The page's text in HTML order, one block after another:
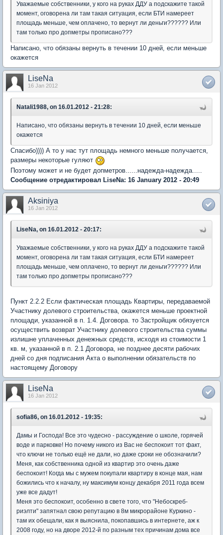
Уважаемые собственники, у кого на руках ДДУ а подскажите такой
момент, оговорена ли там такая ситуация, если БТИ намереет
площадь меньше, чем оплачено, то вернут ли деньги?????? Или
там только про допметры прописано???
Написано, что обязаны вернуть в течении 10 дней, если меньше
окажется
LiseNa
16 Jan 2012
Natali1988, on 16.01.2012 - 21:28:
Написано, что обязаны вернуть в течении 10 дней, если меньше
окажется
Спасибо)))) А то у нас тут площадь немного меньше получается,
размеры некоторые гуляют
Поэтому может и не будет допметров......надежда-надежда.....
Сообщение отредактировал LiseNa: 16 January 2012 - 20:49
Aksiniya
16 Jan 2012
LiseNa, on 16.01.2012 - 20:17:
Уважаемые собственники, у кого на руках ДДУ а подскажите такой
момент, оговорена ли там такая ситуация, если БТИ намереет
площадь меньше, чем оплачено, то вернут ли деньги?????? Или
там только про допметры прописано???
Пункт 2.2.2 Если фактическая площадь Квартиры, передаваемой
Участнику долевого строительства, окажется меньше проектной
площади, указанной в п. 1.4. Договора. то Застройщик обязуется
осуществить возврат Участнику долевого строительства суммы
излишне уплаченных денежных средств, исходя из стоимости 1
кв. м, указанной в п. 2.1 Договора, не позднее десяти рабочих
дней со дня подписания Акта о выполнении обязательств по
настоящему Договору
LiseNa
16 Jan 2012
sofia86, on 16.01.2012 - 19:35:
Дамы и Господа! Все это чудесно - рассуждение о школе, горячей
воде и парковке! Но почему никого из Вас не беспокоит тот факт,
что ключи не только ещё не дали, но даже сроки не обозначили?
Меня, как собственника одной из квартир это очень даже
беспокоит! Когда мы с мужем покупали квартиру в конце мая, нам
божились что к началу, ну максимум концу декабря 2011 года всем
уже все дадут!
Меня это беспокоит, особенно в свете того, что "Небоскреб-
риэлти" запятнал свою репутацию в 8м микрорайоне Куркино -
там их обещали, как я выяснила, покопавшись в интернете, аж к
2008 году, но на дворе 2012-й по разным тех причинам дома все